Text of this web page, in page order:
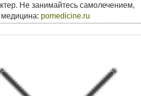
Не занимайтесь самолечением,
медицина: pomedicine.ru